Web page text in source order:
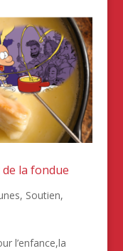
la fondue
, Soutien,
l’enfance,la